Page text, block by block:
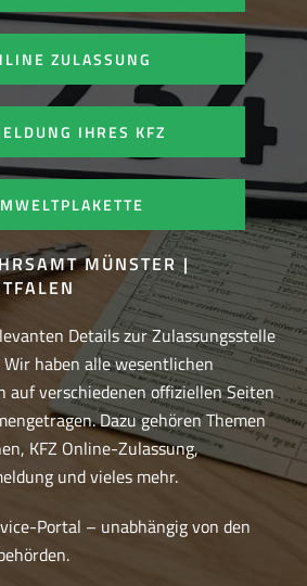
ZULASSUNG
IHRES KFZ
MÜNSTER | N
Details zur Zulassungsstelle
haben alle wesentlichen
auf verschiedenen offiziellen Seiten
Dazu gehören Themen
KFZ Online-Zulassung,
und vieles mehr.
Portal – unabhängig von den